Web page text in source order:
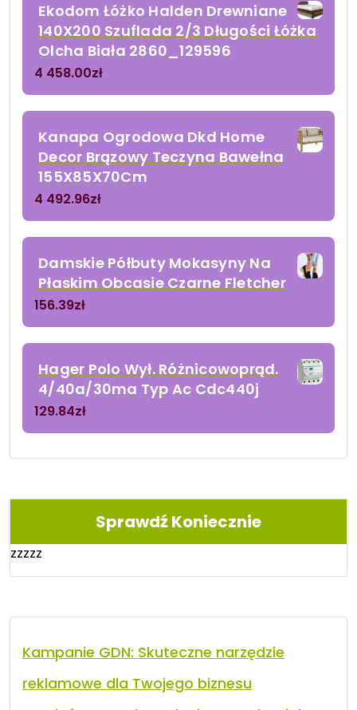
Ekodom Łóżko Halden Drewniane
140X200 Szuflada 2/3 Długości Łóżka
Olcha Biała 2860_129596
4 458.00zł
Kanapa Ogrodowa Dkd Home
Decor Brązowy Teczyna Bawełna
155X85X70Cm
4 492.96zł
Damskie Półbuty Mokasyny Na
Płaskim Obcasie Czarne Fletcher
156.39zł
Hager Polo Wył. Różnicowoprąd.
4/40a/30ma Typ Ac Cdc440j
129.84zł
Sprawdź Koniecznie
zzzzz
Kampanie GDN: Skuteczne narzędzie
reklamowe dla Twojego biznesu